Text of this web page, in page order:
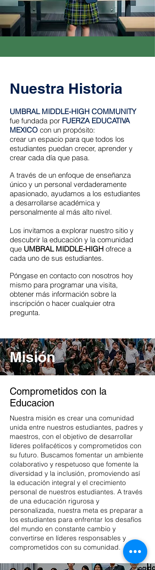
Nuestra Historia
UMBRAL MIDDLE-HIGH COMMUNITY
fue fundada por FUERZA EDUCATIVA
MEXICO con un propósito:
crear un espacio para que todos los
estudiantes puedan crecer, aprender y
crear cada día que pasa.
A través de un enfoque de enseñanza
único y un personal verdaderamente
apasionado, ayudamos a los estudiantes
a desarrollarse académica y
personalmente al más alto nivel.
Los invitamos a explorar nuestro sitio y
descubrir la educación y la comunidad
que UMBRAL MIDDLE-HIGH ofrece a
cada uno de sus estudiantes.
Póngase en contacto con nosotros hoy
mismo para programar una visita,
obtener más información sobre la
inscripción o hacer cualquier otra
pregunta.
Misión
Comprometidos con la
Educacion
Nuestra misión es crear una comunidad
unida entre nuestros estudiantes, padres y
maestros, con el objetivo de desarrollar
líderes polifacéticos y comprometidos con
su futuro. Buscamos fomentar un ambiente
colaborativo y respetuoso que fomente la
diversidad y la inclusión, promoviendo así
la educación integral y el crecimiento
personal de nuestros estudiantes. A través
de una educación rigurosa y
personalizada, nuestra meta es preparar a
los estudiantes para enfrentar los desafíos
del mundo en constante cambio y
convertirse en líderes responsables y
comprometidos con su comunidad.